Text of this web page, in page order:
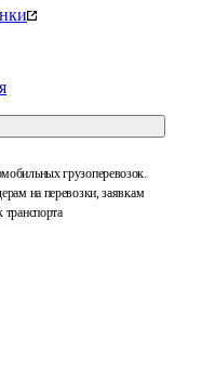
грузоперевозок.
на перевозки, заявкам
транспорта